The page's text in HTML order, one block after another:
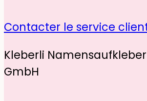
Contacter le service
Kleberli Namensaufkleber
GmbH